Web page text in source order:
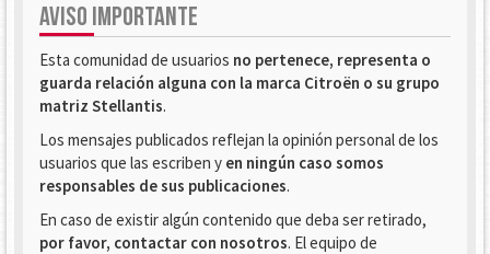
AVISO IMPORTANTE
Esta comunidad de usuarios no pertenece, representa o
guarda relación alguna con la marca Citroën o su grupo
matriz Stellantis.
Los mensajes publicados reflejan la opinión personal de los
usuarios que las escriben y en ningún caso somos
responsables de sus publicaciones.
En caso de existir algún contenido que deba ser retirado,
por favor, contactar con nosotros. El equipo de